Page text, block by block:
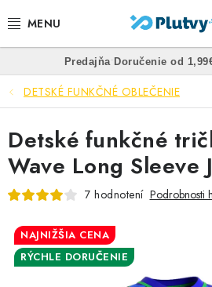
na
PLÁVANIE
ŠNORCHLOVANIE
FREEDIVING
SPEARFISHING
POTÁPANIE
OBLEČENIE
Predajňa• Doručenie od
DETSKÉ FUNKČNÉ OBLEČENIE
Detské funkčné
Wave Long Sleeve
7 hodnotení Podrobnosti
NAJNIŽŠIA CENA
RÝCHLE DORUČENIE